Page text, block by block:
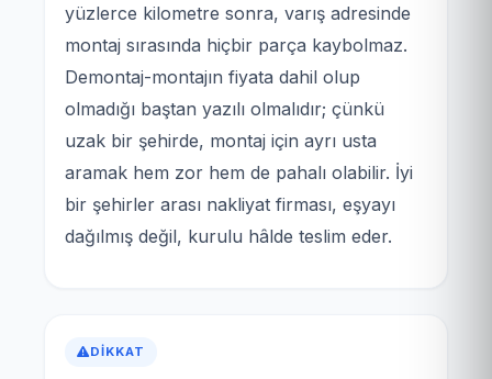
yüzlerce kilometre sonra, varış adresinde
montaj sırasında hiçbir parça kaybolmaz.
Demontaj-montajın fiyata dahil olup
olmadığı baştan yazılı olmalıdır; çünkü
uzak bir şehirde, montaj için ayrı usta
aramak hem zor hem de pahalı olabilir. İyi
bir şehirler arası nakliyat firması, eşyayı
dağılmış değil, kurulu hâlde teslim eder.
DIKKAT